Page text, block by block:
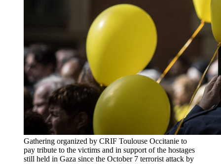
Gathering organized by CRIF Toulouse Occitanie to
pay tribute to the victims and in support of the hostages
still held in Gaza since the October 7 terrorist attack by